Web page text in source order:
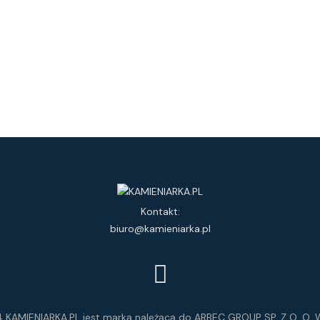
Kontakt:
biuro@kamieniarka.pl
jest marką należącą do ARBEC GROUP SP. Z O. O.